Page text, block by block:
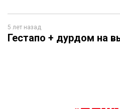
5 лет назад
Гестапо + дурдом на